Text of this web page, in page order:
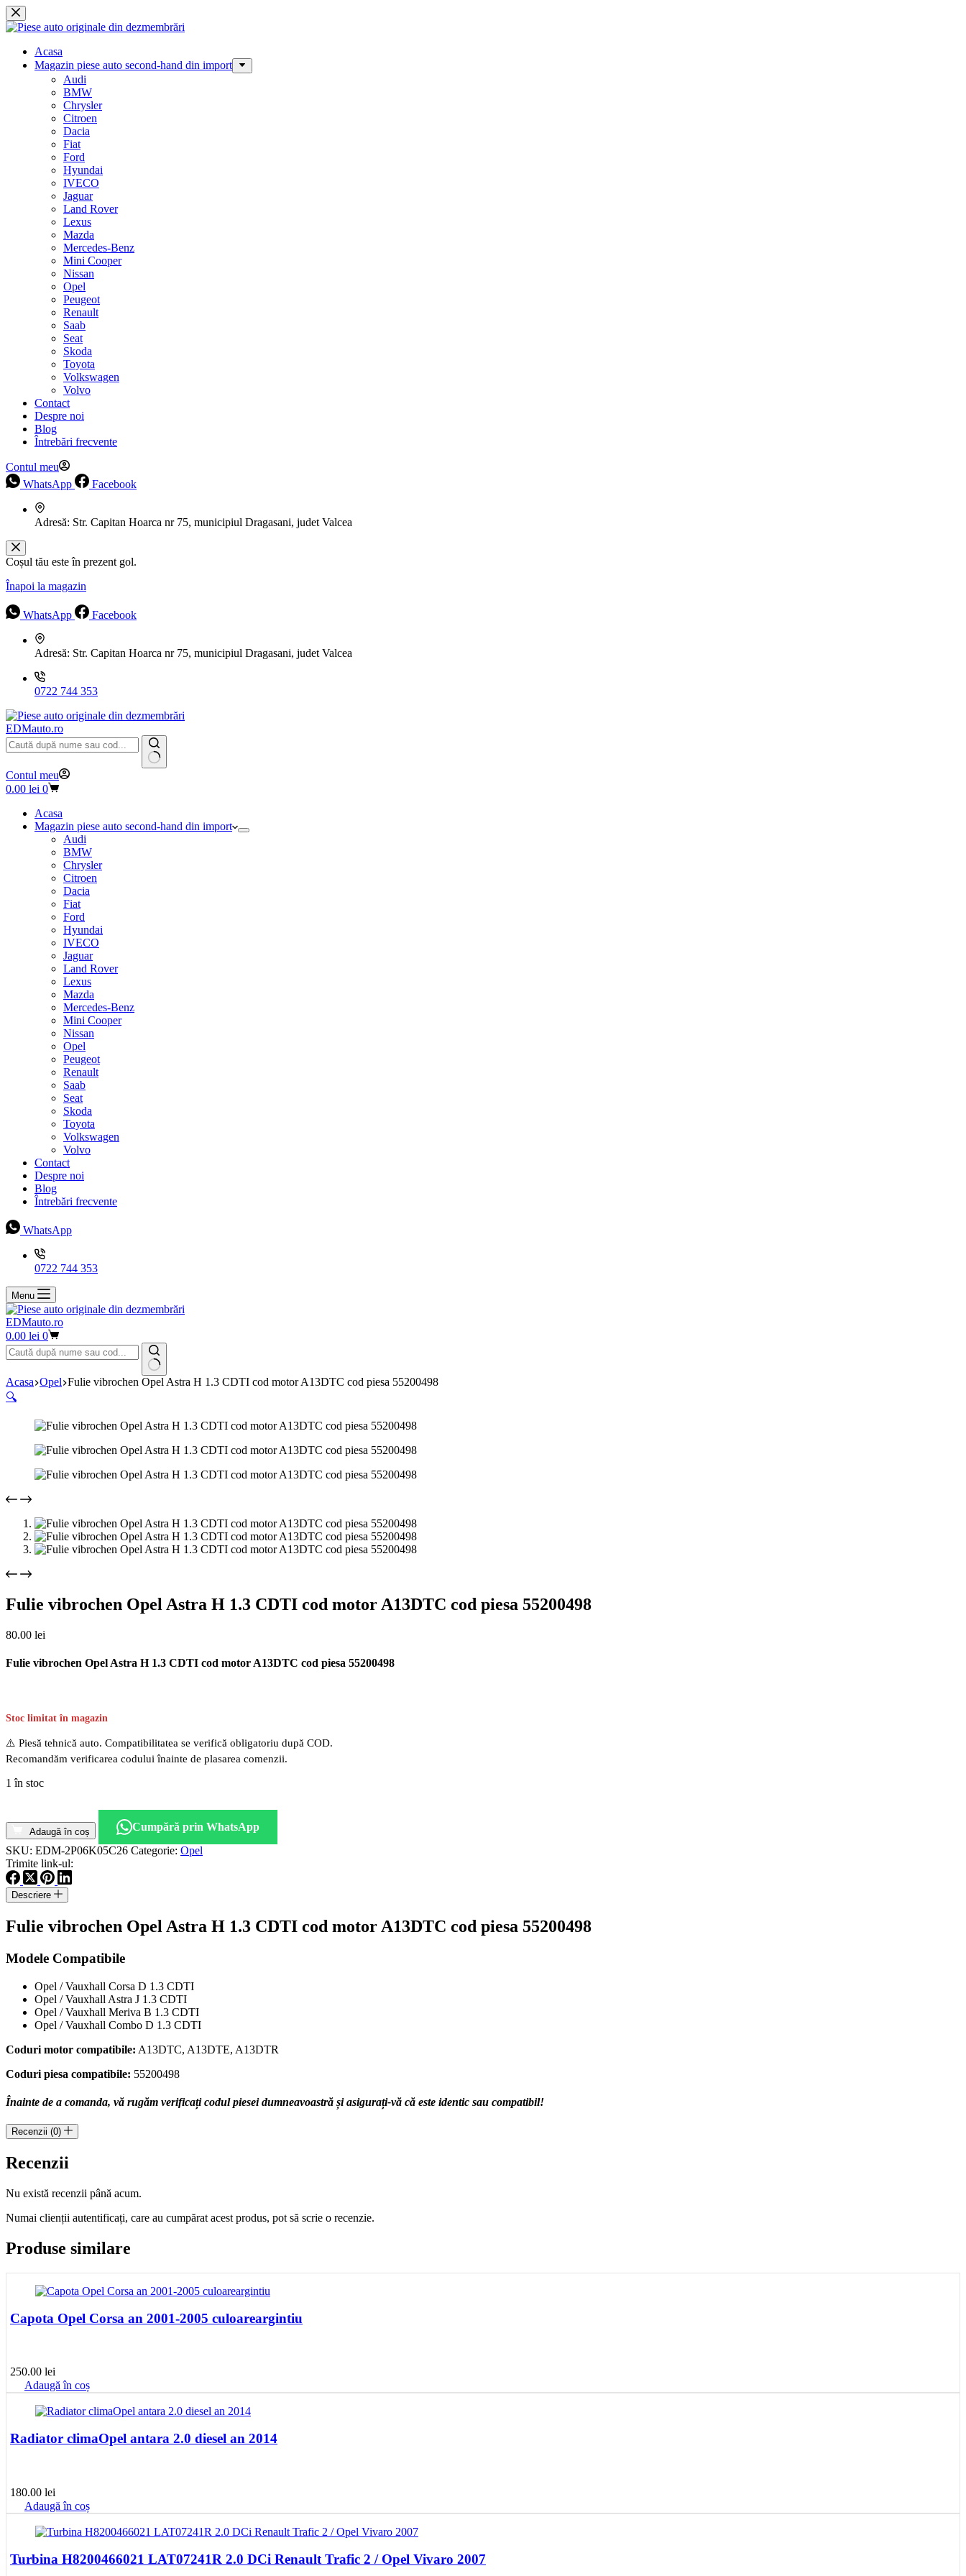
Sari
la
Acasa
Magazin piese auto second-hand din import
Audi
BMW
Chrysler
Citroen
Dacia
Fiat
Ford
Hyundai
IVECO
Jaguar
Land Rover
Lexus
Mazda
Mercedes-Benz
Mini Cooper
Nissan
Opel
Peugeot
Renault
Saab
Seat
Skoda
Toyota
Volkswagen
Volvo
Contact
Despre noi
Blog
Întrebări frecvente
Contul meu
WhatsApp
Facebook
Adresă: Str. Capitan Hoarca nr 75, municipiul Dragasani, judet Valcea
Coșul tău este în prezent gol.
Înapoi la magazin
WhatsApp Facebook
Adresă: Str. Capitan Hoarca nr 75, municipiul Dragasani, judet Valcea
0722 744 353
EDMauto.ro
Niciun
rezultat
Contul meu
Coș
cumpărături
0.00 lei 0
Acasa
Magazin piese auto second-hand din import
Audi
BMW
Chrysler
Citroen
Dacia
Fiat
Ford
Hyundai
IVECO
Jaguar
Land Rover
Lexus
Mazda
Mercedes-Benz
Mini Cooper
Nissan
Opel
Peugeot
Renault
Saab
Seat
Skoda
Toyota
Volkswagen
Volvo
Contact
Despre noi
Blog
Întrebări frecvente
WhatsApp
0722 744 353
Menu
EDMauto.ro
Coș
de
cumpărături
0.00 lei 0
Niciun
rezultat
Acasa Opel Fulie vibrochen Opel Astra H 1.3 CDTI cod motor A13DTC cod piesa 55200498
🔍
Fulie vibrochen Opel Astra H 1.3 CDTI cod motor A13DTC cod piesa 55200498
80.00 lei
Fulie vibrochen Opel Astra H 1.3 CDTI cod motor A13DTC cod piesa 55200498
Stoc limitat în magazin
⚠️ Piesă tehnică auto. Compatibilitatea se verifică obligatoriu după COD.
Recomandăm verificarea codului înainte de plasarea comenzii.
1 în stoc
Fulie
vibrochen
Opel
Astra
H
1.3
CDTI
motor
A13DTC
piesa
Adaugă în coș
Cumpără prin WhatsApp
SKU: EDM-2P06K05C26 Categorie: Opel
Trimite link-ul:
Descriere
Fulie vibrochen Opel Astra H 1.3 CDTI cod motor A13DTC cod piesa 55200498
Modele Compatibile
Opel / Vauxhall Corsa D 1.3 CDTI
Opel / Vauxhall Astra J 1.3 CDTI
Opel / Vauxhall Meriva B 1.3 CDTI
Opel / Vauxhall Combo D 1.3 CDTI
Coduri motor compatibile: A13DTC, A13DTE, A13DTR
Coduri piesa compatibile: 55200498
Înainte de a comanda, vă rugăm verificați codul piesei dumneavoastră și asigurați-vă că este identic sau compatibil!
Recenzii (0)
Recenzii
Nu există recenzii până acum.
Numai clienții autentificați, care au cumpărat acest produs, pot să scrie o recenzie.
Produse similare
Capota Opel Corsa an 2001-2005 culoareargintiu
250.00 lei
Adaugă în coș
Radiator climaOpel antara 2.0 diesel an 2014
180.00 lei
Adaugă în coș
Turbina H8200466021 LAT07241R 2.0 DCi Renault Trafic 2 / Opel Vivaro 2007